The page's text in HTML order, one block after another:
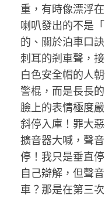
重，有時像漂浮
喇叭發出的不是
的、關於泊車口
刺耳的剎車聲，
白色安全帽的人
警棍，而是長長
臉上的表情極度
斜停入庫！罪大
擴音器大喊，聲
停！我只是垂直
自己辯解，但聲
車？那是在第三